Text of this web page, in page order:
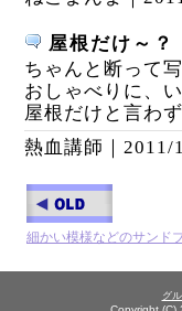
屋根だけ～？
ちゃんと断って
おしゃべりに、
屋根だけと言わ
熱血講師｜ 2011/
細かい模様などのサンド
グ